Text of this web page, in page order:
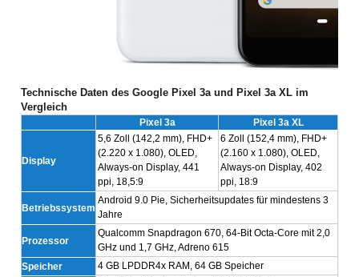
Technische Daten des Google Pixel 3a und Pixel 3a XL im
Vergleich
Pixel 3a Pixel 3a XL
Display
5,6 Zoll (142,2 mm), FHD+
(2.220 x 1.080), OLED,
Always-on Display, 441
ppi, 18,5:9
6 Zoll (152,4 mm), FHD+
(2.160 x 1.080), OLED,
Always-on Display, 402
ppi, 18:9
Betriebssystem
Android 9.0 Pie, Sicherheitsupdates für mindestens 3
Jahre
Prozessor
Qualcomm Snapdragon 670, 64-Bit Octa-Core mit 2,0
GHz und 1,7 GHz, Adreno 615
Speicher
4 GB LPDDR4x RAM, 64 GB Speicher